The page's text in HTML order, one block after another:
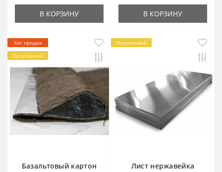
В КОРЗИНУ В КОРЗИНУ
Хит продаж
Популярный
Базальтовый картон
Популярный
Лист нержавейка